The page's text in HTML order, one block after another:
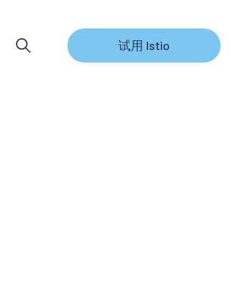
试用 Istio